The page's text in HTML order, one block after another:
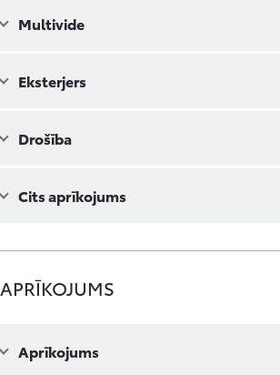
Multivide
Eksterjers
Drošība
Cits aprīkojums
APRĪKOJUMS
Aprīkojums